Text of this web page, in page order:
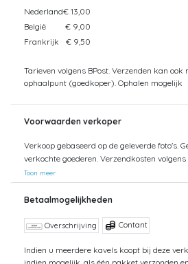
Nederland€ 13,00
België
€ 9,00
Frankrijk
€ 9,50
Tarieven volgens BPost. Verzenden kan
ophaalpunt (goedkoper). Ophalen mogelijk
Voorwaarden verkoper
Verkoop gebaseerd op de geleverde foto's.
verkochte goederen. Verzendkosten
Toon meer
Betaalmogelijkheden
Overschrijving Contant
Indien u meerdere kavels koopt bij deze